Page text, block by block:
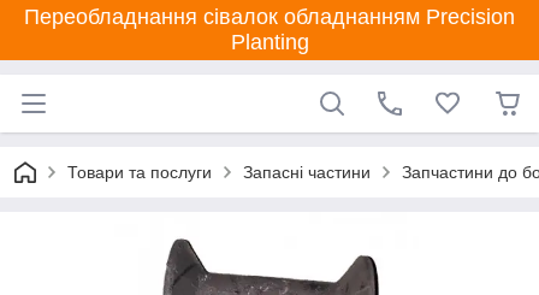
Переобладнання сівалок обладнанням Precision
Planting
Товари та послуги Запасні частини Запчастини до